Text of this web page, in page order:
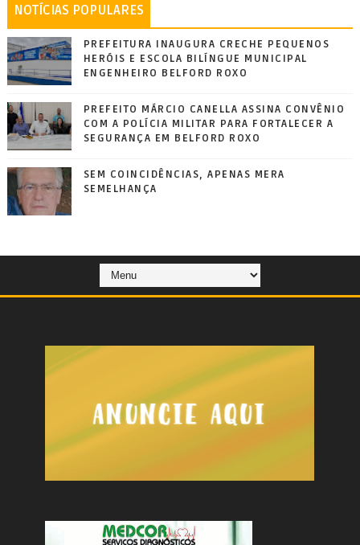
NOTÍCIAS POPULARES
PREFEITURA INAUGURA CRECHE PEQUENOS
HERÓIS E ESCOLA BILÍNGUE MUNICIPAL
ENGENHEIRO BELFORD ROXO
PREFEITO MÁRCIO CANELLA ASSINA CONVÊNIO
COM A POLÍCIA MILITAR PARA FORTALECER A
SEGURANÇA EM BELFORD ROXO
SEM COINCIDÊNCIAS, APENAS MERA
SEMELHANÇA